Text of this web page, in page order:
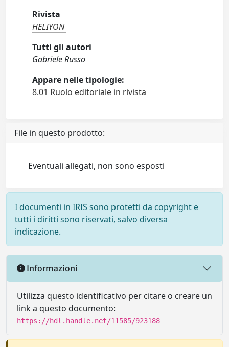
Rivista
HELIYON
Tutti gli autori
Gabriele Russo
Appare nelle tipologie:
8.01 Ruolo editoriale in rivista
File in questo prodotto:
Eventuali allegati, non sono esposti
I documenti in IRIS sono protetti da copyright e
tutti i diritti sono riservati, salvo diversa
indicazione.
Informazioni
Utilizza questo identificativo per citare o creare un
link a questo documento:
https://hdl.handle.net/11585/923188